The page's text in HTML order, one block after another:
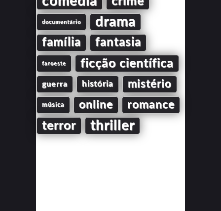
documentário drama
família fantasia
faroeste ficção científica
guerra história mistério
música online romance
terror thriller